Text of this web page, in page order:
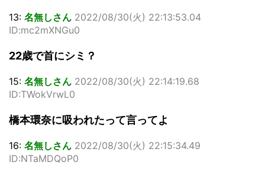
13: 名無しさん 2022/08/30(火) 22:13:53.04
ID:mc2mXNGu0
22歳で首にシミ？
15: 名無しさん 2022/08/30(火) 22:14:19.68
ID:TWokVrwL0
橋本環奈に吸われたって言ってよ
16: 名無しさん 2022/08/30(火) 22:15:34.49
ID:NTaMDQoP0